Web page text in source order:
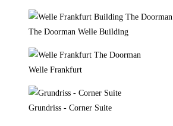
The Doorman Welle Building
Welle Frankfurt
Grundriss - Corner Suite